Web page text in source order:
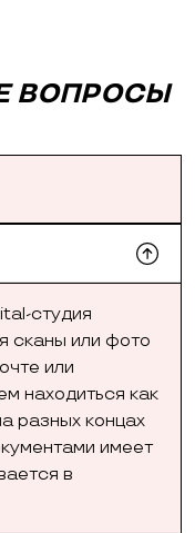
ВОПРОСЫ
студия
сканы или фото
или
находиться как
разных концах
имеет
в